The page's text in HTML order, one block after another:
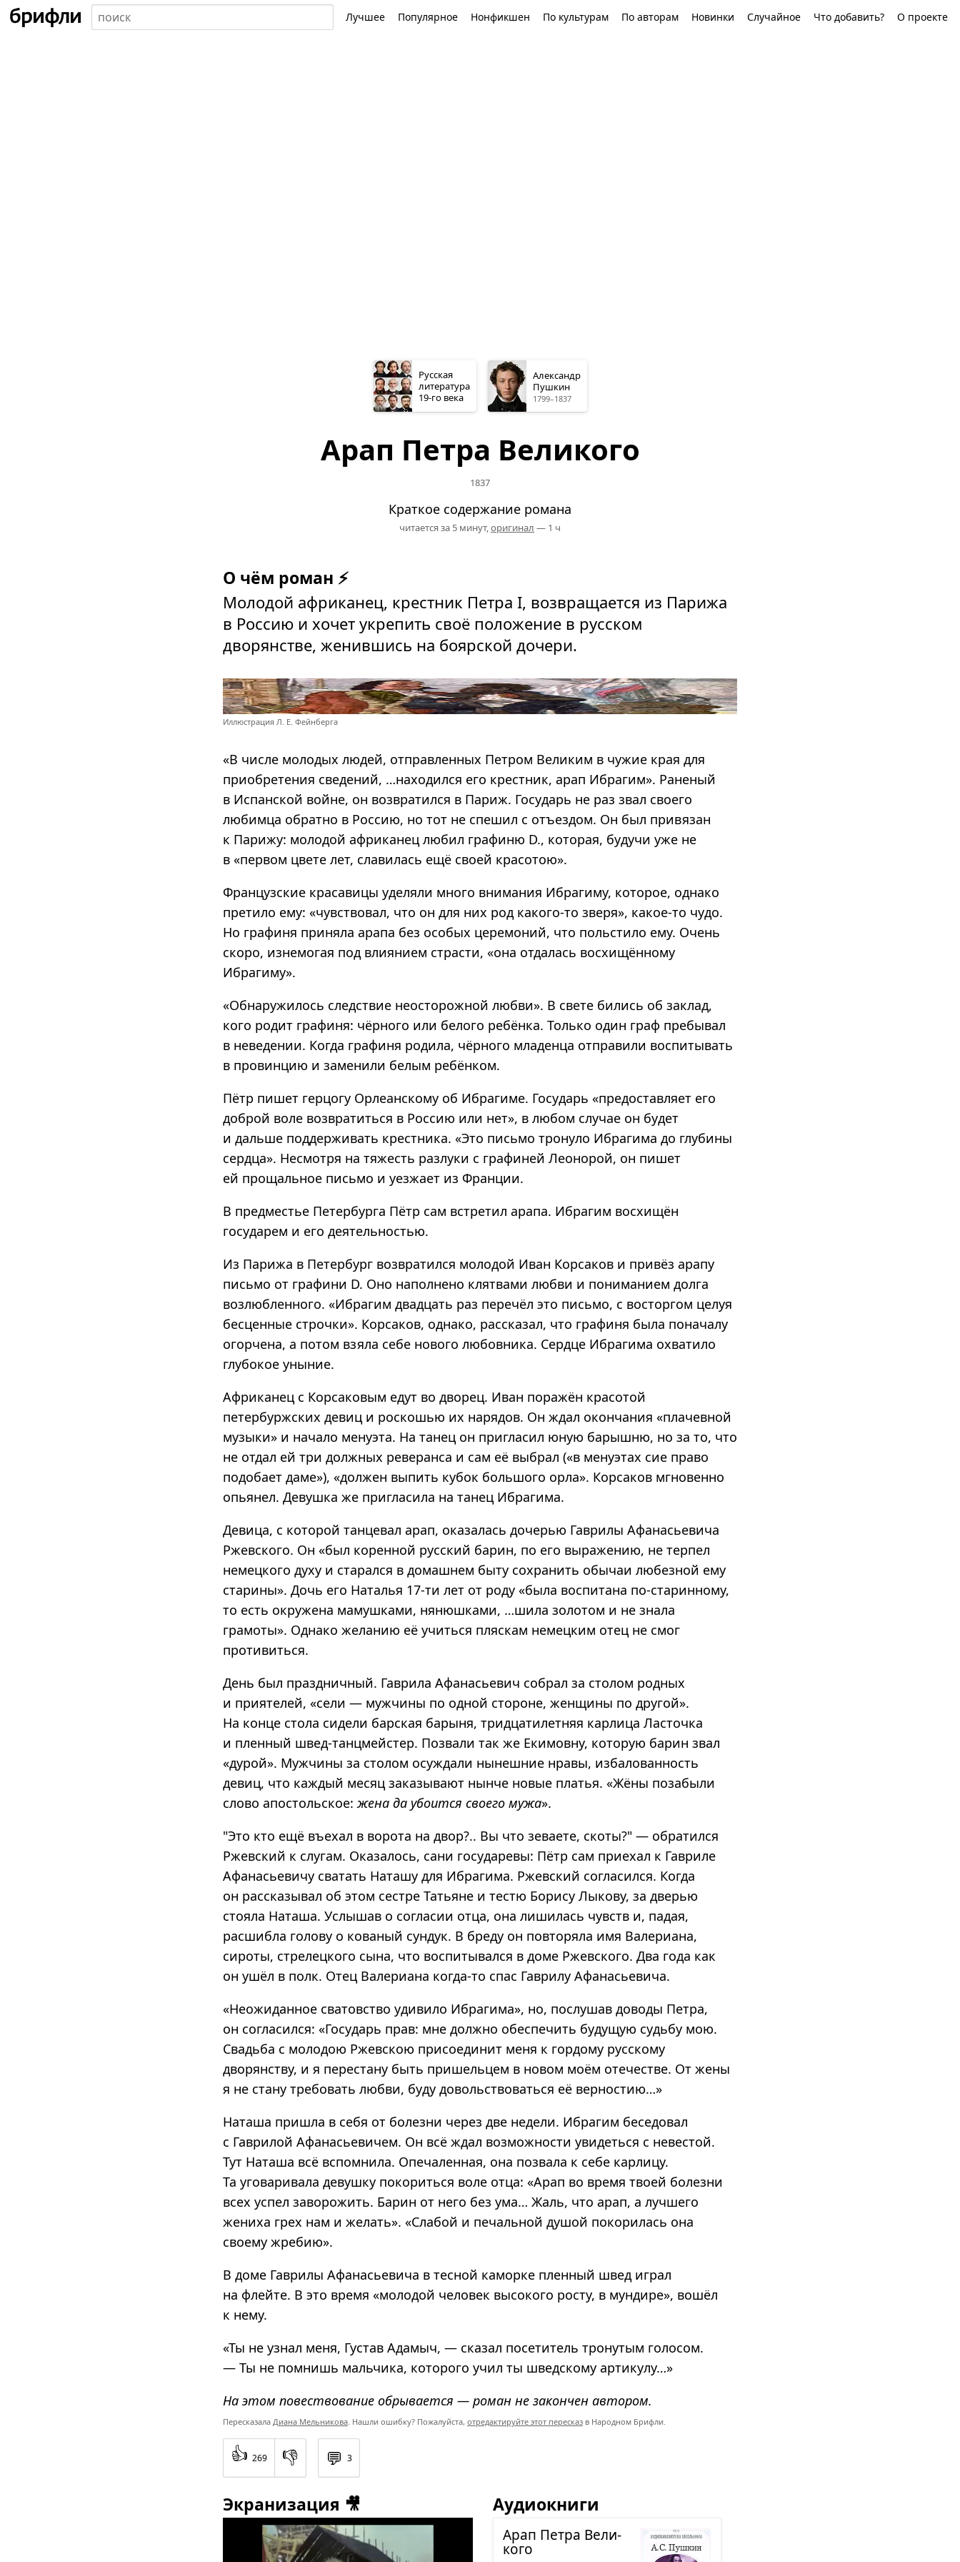
Лучшее Популярное Нонфикшен По культурам По авторам Новинки Случайное Что добавить? О проекте
Русская
литература
19-говека
Александр
Пушкин
1799–1837
Арап Петра Великого
1837
Краткое содержание романа
читается за 5 минут,оригинал — 1 ч
О чём роман ⚡
Молодой африканец, крестник Петра І, возвращается из Парижа
в Россию и хочет укрепить своё положение в русском
дворянстве, женившись на боярской дочери.
Иллюстрация Л. Е. Фейнберга
«В числе молодых людей, отправленных Петром Великим в чужие края для
приобретения сведений, …находился его крестник, арап Ибрагим». Раненый
в Испанской войне, он возвратился в Париж. Государь не раз звал своего
любимца обратно в Россию, но тот не спешил с отъездом. Он был привязан
к Парижу: молодой африканец любил графиню D., которая, будучи уже не
в «первом цвете лет, славилась ещё своей красотою».
Французские красавицы уделяли много внимания Ибрагиму, которое, однако
претило ему: «чувствовал, что он для них род какого-то зверя», какое-то чудо.
Но графиня приняла арапа без особых церемоний, что польстило ему. Очень
скоро, изнемогая под влиянием страсти, «она отдалась восхищённому
Ибрагиму».
«Обнаружилось следствие неосторожной любви». В свете бились об заклад,
кого родит графиня: чёрного или белого ребёнка. Только один граф пребывал
в неведении. Когда графиня родила, чёрного младенца отправили воспитывать
в провинцию и заменили белым ребёнком.
Пётр пишет герцогу Орлеанскому об Ибрагиме. Государь «предоставляет его
доброй воле возвратиться в Россию или нет», в любом случае он будет
и дальше поддерживать крестника. «Это письмо тронуло Ибрагима до глубины
сердца». Несмотря на тяжесть разлуки с графиней Леонорой, он пишет
ей прощальное письмо и уезжает из Франции.
В предместье Петербурга Пётр сам встретил арапа. Ибрагим восхищён
государем и его деятельностью.
Из Парижа в Петербург возвратился молодой Иван Корсаков и привёз арапу
письмо от графини D. Оно наполнено клятвами любви и пониманием долга
возлюбленного. «Ибрагим двадцать раз перечёл это письмо, с восторгом целуя
бесценные строчки». Корсаков, однако, рассказал, что графиня была поначалу
огорчена, а потом взяла себе нового любовника. Сердце Ибрагима охватило
глубокое уныние.
Африканец с Корсаковым едут во дворец. Иван поражён красотой
петербуржских девиц и роскошью их нарядов. Он ждал окончания «плачевной
музыки» и начало менуэта. На танец он пригласил юную барышню, но за то, что
не отдал ей три должных реверанса и сам её выбрал («в менуэтах сие право
подобает даме»), «должен выпить кубок большого орла». Корсаков мгновенно
опьянел. Девушка же пригласила на танец Ибрагима.
Девица, с которой танцевал арап, оказалась дочерью Гаврилы Афанасьевича
Ржевского. Он «был коренной русский барин, по его выражению, не терпел
немецкого духу и старался в домашнем быту сохранить обычаи любезной ему
старины». Дочь его Наталья 17-ти лет от роду «была воспитана по-старинному,
то есть окружена мамушками, нянюшками, …шила золотом и не знала
грамоты». Однако желанию её учиться пляскам немецким отец не смог
противиться.
День был праздничный. Гаврила Афанасьевич собрал за столом родных
и приятелей, «сели — мужчины по одной стороне, женщины по другой».
На конце стола сидели барская барыня, тридцатилетняя карлица Ласточка
и пленный швед-танцмейстер. Позвали так же Екимовну, которую барин звал
«дурой». Мужчины за столом осуждали нынешние нравы, избалованность
девиц, что каждый месяц заказывают нынче новые платья. «Жёны позабыли
слово апостольское:жена да убоится своего мужа».
"Это кто ещё въехал в ворота на двор?.. Вы что зеваете, скоты?" — обратился
Ржевский к слугам. Оказалось, сани государевы: Пётр сам приехал к Гавриле
Афанасьевичу сватать Наташу для Ибрагима. Ржевский согласился. Когда
он рассказывал об этом сестре Татьяне и тестю Борису Лыкову, за дверью
стояла Наташа. Услышав о согласии отца, она лишилась чувств и, падая,
расшибла голову о кованый сундук. В бреду он повторяла имя Валериана,
сироты, стрелецкого сына, что воспитывался в доме Ржевского. Два года как
он ушёл в полк. Отец Валериана когда-то спас Гаврилу Афанасьевича.
«Неожиданное сватовство удивило Ибрагима», но, послушав доводы Петра,
он согласился: «Государь прав: мне должно обеспечить будущую судьбу мою.
Свадьба с молодою Ржевскою присоединит меня к гордому русскому
дворянству, и я перестану быть пришельцем в новом моём отечестве. От жены
я не стану требовать любви, буду довольствоваться её верностию…»
Наташа пришла в себя от болезни через две недели. Ибрагим беседовал
с Гаврилой Афанасьевичем. Он всё ждал возможности увидеться с невестой.
Тут Наташа всё вспомнила. Опечаленная, она позвала к себе карлицу.
Та уговаривала девушку покориться воле отца: «Арап во время твоей болезни
всех успел заворожить. Барин от него без ума… Жаль, что арап, а лучшего
жениха грех нам и желать». «Слабой и печальной душой покорилась она
своему жребию».
В доме Гаврилы Афанасьевича в тесной каморке пленный швед играл
на флейте. В это время «молодой человек высокого росту, в мундире», вошёл
к нему.
«Ты не узнал меня, Густав Адамыч, — сказал посетитель тронутым голосом.
— Ты не помнишь мальчика, которого учил ты шведскому артикулу…»
На этом повествование обрывается — роман не закончен автором.
Пересказала Диана Мельникова. Нашли ошибку? Пожалуйста, отредактируйте этот пересказ в Народном Брифли.
👍 269 👎 💬 3
Экранизация 🎥 Аудиокниги
Арап Петра Вели­
кого